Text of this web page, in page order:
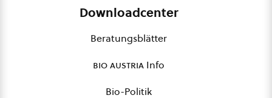
Downloadcenter
Beratungsblätter
bio austria Info
Bio-Politik